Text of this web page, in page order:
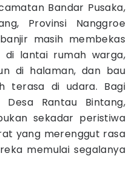
Bandar Pusaka,
Provinsi Nanggroe
masih membekas
di lantai rumah warga,
di halaman, dan bau
terasa di udara. Bagi
Rantau Bintang,
sekadar peristiwa
yang merenggut rasa
memulai segalanya